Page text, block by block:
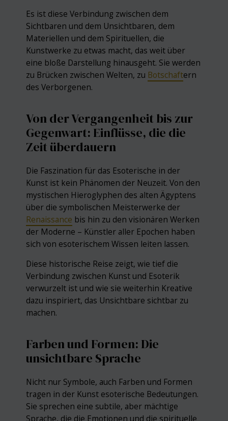
Es ist diese Verbindung zwischen dem
Sichtbaren und dem Unsichtbaren, dem
Materiellen und dem Spirituellen, die
Kunstwerke zu etwas macht, das weit über
eine bloße Darstellung hinausgeht. Sie werden
zu Brücken zwischen Welten, zu Botschaftern
des Verborgenen.
Von der Vergangenheit bis zur
Gegenwart: Einflüsse, die die
Zeit überdauern
Die Faszination für das Esoterische in der
Kunst ist kein Phänomen der Neuzeit. Von den
mystischen Hieroglyphen des alten Ägyptens
über die symbolischen Meisterwerke der
Renaissance bis hin zu den visionären Werken
der Moderne – Künstler aller Epochen haben
sich von esoterischem Wissen leiten lassen.
Diese historische Reise zeigt, wie tief die
Verbindung zwischen Kunst und Esoterik
verwurzelt ist und wie sie weiterhin Kreative
dazu inspiriert, das Unsichtbare sichtbar zu
machen.
Farben und Formen: Die
unsichtbare Sprache
Nicht nur Symbole, auch Farben und Formen
tragen in der Kunst esoterische Bedeutungen.
Sie sprechen eine subtile, aber mächtige
Sprache, die die Emotionen und die spirituelle